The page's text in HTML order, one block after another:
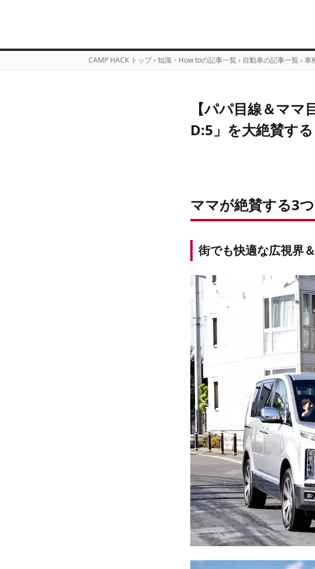
CAMP HACK トップ › 知識・How toの記事一覧 › 自動車の記事一覧 › 車
【パパ目線＆マ
D:5」を大絶賛す
ママが絶賛する3
街でも快適な広視界